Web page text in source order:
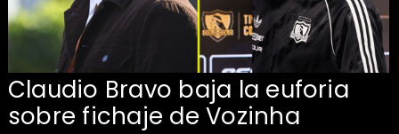
Claudio Bravo baja la euforia
sobre fichaje de Vozinha